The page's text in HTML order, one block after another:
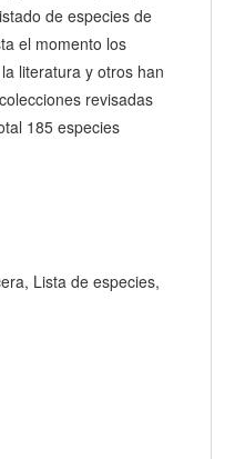
de especies de
el momento los
literatura y otros han
revisadas
185 especies
Lista de especies,